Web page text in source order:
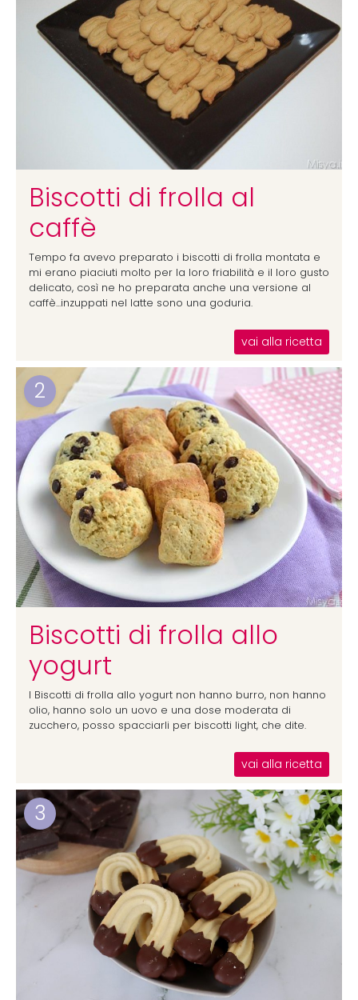
Biscotti di frolla al
caffè
Tempo fa avevo preparato i biscotti di frolla montata e
mi erano piaciuti molto per la loro friabilità e il loro gusto
delicato, così ne ho preparata anche una versione al
caffè...inzuppati nel latte sono una goduria.
vai alla ricetta
2
Biscotti di frolla allo
yogurt
I Biscotti di frolla allo yogurt non hanno burro, non hanno
olio, hanno solo un uovo e una dose moderata di
zucchero, posso spacciarli per biscotti light, che dite.
vai alla ricetta
3